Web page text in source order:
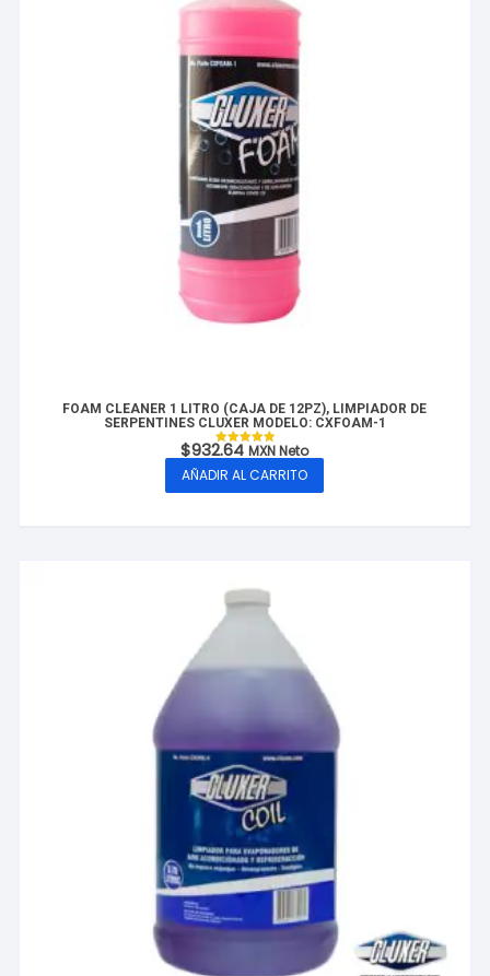
FOAM CLEANER 1 LITRO (CAJA DE 12PZ), LIMPIADOR DE
SERPENTINES CLUXER MODELO: CXFOAM-1
Valorado con
de 5
$932.64 MXN Neto
AÑADIR AL CARRITO